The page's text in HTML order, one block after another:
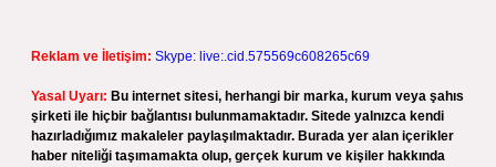
Reklam ve İletişim: Skype: live:.cid.575569c608265c69
Yasal Uyarı: Bu internet sitesi, herhangi bir marka, kurum veya şahıs
şirketi ile hiçbir bağlantısı bulunmamaktadır. Sitede yalnızca kendi
hazırladığımız makaleler paylaşılmaktadır. Burada yer alan içerikler
haber niteliği taşımamakta olup, gerçek kurum ve kişiler hakkında